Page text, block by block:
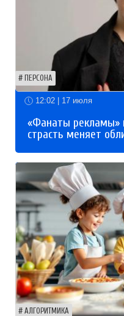
ПЕРСОНА
12:02 | 17 июля
«Фанаты рекламы»
страсть меняет
АЛГОРИТМИКА